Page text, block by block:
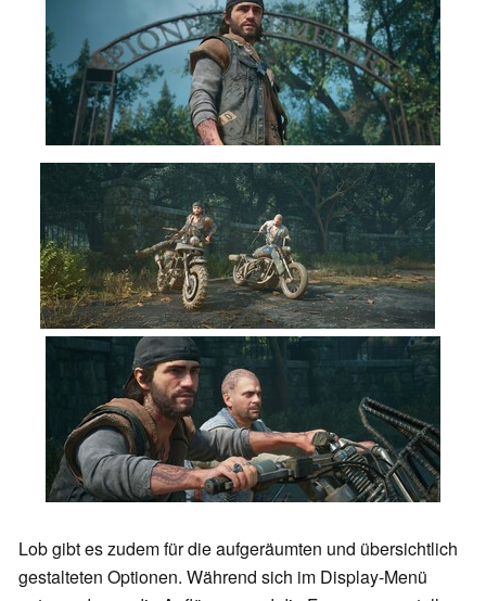
Lob gibt es zudem für die aufgeräumten und übersichtlich
gestalteten Optionen. Während sich im Display-Menü